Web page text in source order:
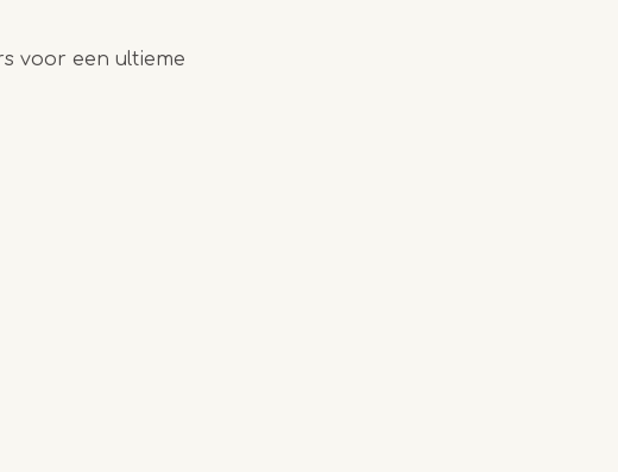
voor een ultieme